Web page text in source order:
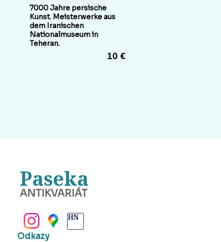
7000 Jahre persische
Kunst. Meisterwerke aus
dem Iranischen
Nationalmuseum in
Teheran.
10 €
Paseka
ANTIKVARIÁT
Odkazy